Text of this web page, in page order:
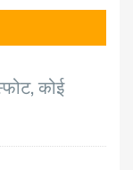
कोई